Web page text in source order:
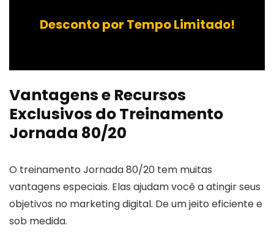
Desconto por Tempo Limitado!
Vantagens e Recursos
Exclusivos do Treinamento
Jornada 80/20
O treinamento Jornada 80/20 tem muitas
vantagens especiais. Elas ajudam você a atingir seus
objetivos no marketing digital. De um jeito eficiente e
sob medida.